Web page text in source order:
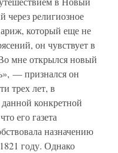
религиозное
который еще не
он чувствует в
мне открылся новый
— признался он
трех лет, в
конкретной
его газета
назначению
году. Однако